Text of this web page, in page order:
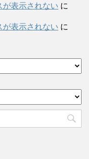
が表示されない に
が表示されない に